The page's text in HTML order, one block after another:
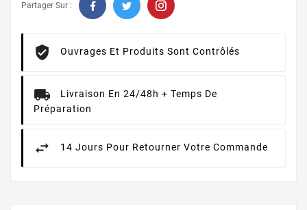
Partager Sur :
Ouvrages Et Produits Sont Contrôlés
Livraison En 24/48h + Temps De
Préparation
14 Jours Pour Retourner Votre Commande